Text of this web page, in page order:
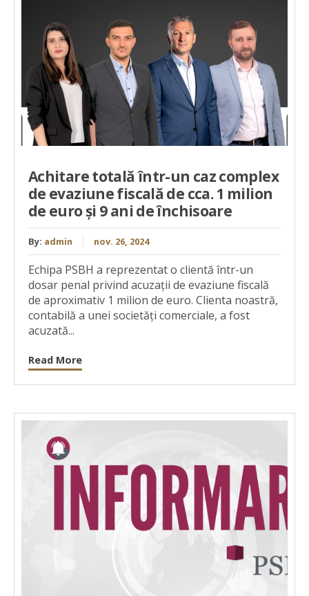
Achitare totală într-un caz complex
de evaziune fiscală de cca. 1 milion
de euro și 9 ani de închisoare
By: admin nov. 26, 2024
Echipa PSBH a reprezentat o clientă într-un
dosar penal privind acuzații de evaziune fiscală
de aproximativ 1 milion de euro. Clienta noastră,
contabilă a unei societăți comerciale, a fost
acuzată...
Read More